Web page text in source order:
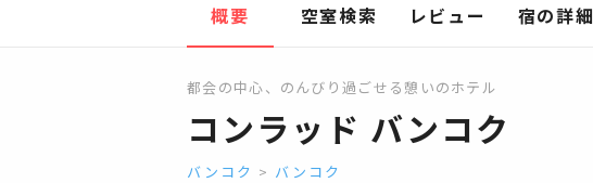
概要 空室検索 レビュー 宿の詳細
都会の中心、のんびり過ごせる憩いのホテル
コンラッド バンコク
バンコク > バンコク